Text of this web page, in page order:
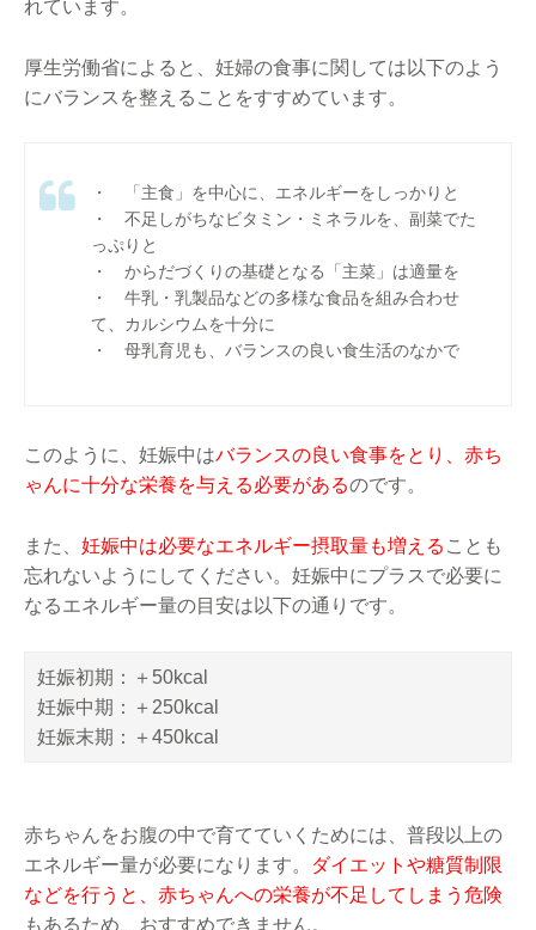
れています。
厚生労働省によると、妊婦の食事に関しては以下のよう
にバランスを整えることをすすめています。
・ 「主食」を中心に、エネルギーをしっかりと
・ 不足しがちなビタミン・ミネラルを、副菜でた
っぷりと
・ からだづくりの基礎となる「主菜」は適量を
・ 牛乳・乳製品などの多様な食品を組み合わせ
て、カルシウムを十分に
・ 母乳育児も、バランスの良い食生活のなかで
このように、妊娠中はバランスの良い食事をとり、赤ち
ゃんに十分な栄養を与える必要があるのです。
また、 妊娠中は必要なエネルギー摂取量も増える ことも
忘れないようにしてください。妊娠中にプラスで必要に
なるエネルギー量の目安は以下の通りです。
妊娠初期：＋50kcal
妊娠中期：＋250kcal
妊娠末期：＋450kcal
赤ちゃんをお腹の中で育てていくためには、普段以上の
エネルギー量が必要になります。
ダイエットや糖質制限
などを行うと、赤ちゃんへの栄養が不足してしまう危険
もあるため、おすすめできません。